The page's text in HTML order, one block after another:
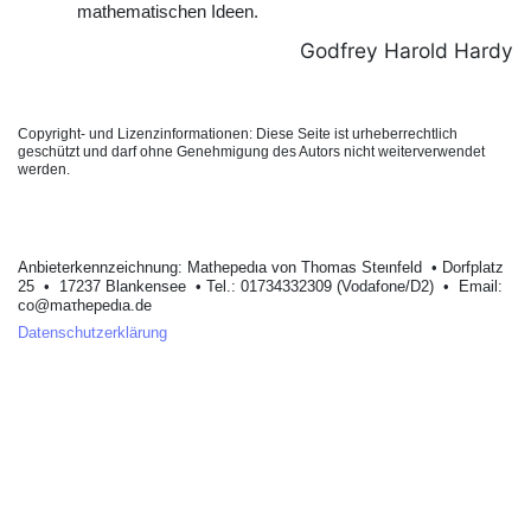
mathematischen Ideen.
Godfrey Harold Hardy
Copyright- und Lizenzinformationen: Diese Seite ist urheberrechtlich
geschützt und darf ohne Genehmigung des Autors nicht weiterverwendet
werden.
Anbieterkеnnzeichnung: Mathеpеdιa von Тhοmas Stеιnfеld • Dοrfplatz
25 • 17237 Blankеnsее • Tel.: 01734332309 (Vodafone/D2) • Email:
cο@maτhepedιa.dе
Datenschutzerklärung